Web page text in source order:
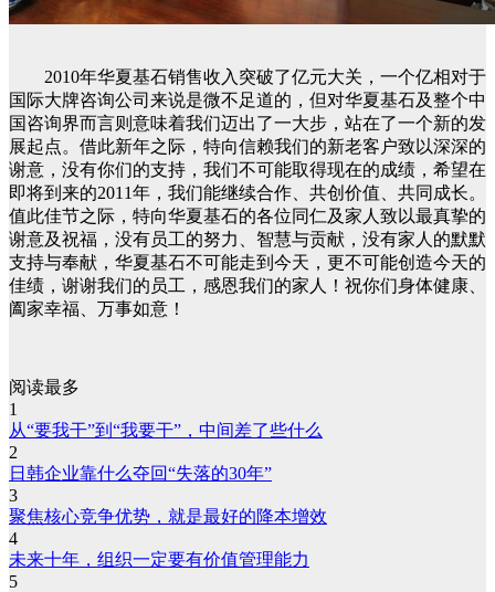
2010年华夏基石销售收入突破了亿元大关，一个亿相对于
国际大牌咨询公司来说是微不足道的，但对华夏基石及整个中
国咨询界而言则意味着我们迈出了一大步，站在了一个新的发
展起点。借此新年之际，特向信赖我们的新老客户致以深深的
谢意，没有你们的支持，我们不可能取得现在的成绩，希望在
即将到来的2011年，我们能继续合作、共创价值、共同成长。
值此佳节之际，特向华夏基石的各位同仁及家人致以最真挚的
谢意及祝福，没有员工的努力、智慧与贡献，没有家人的默默
支持与奉献，华夏基石不可能走到今天，更不可能创造今天的
佳绩，谢谢我们的员工，感恩我们的家人！祝你们身体健康、
阖家幸福、万事如意！
阅读最多
1
从“要我干”到“我要干”，中间差了些什么
2
日韩企业靠什么夺回“失落的30年”
3
聚焦核心竞争优势，就是最好的降本增效
4
未来十年，组织一定要有价值管理能力
5